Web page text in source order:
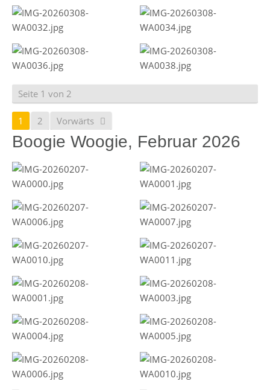
Seite 1 von 2
1 2 Vorwärts
Boogie Woogie, Februar 2026